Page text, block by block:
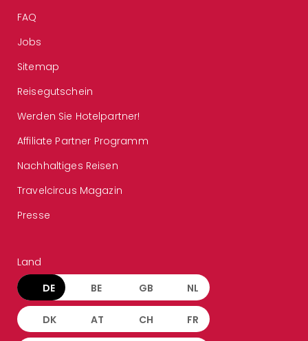
FAQ
Jobs
Sitemap
Reisegutschein
Werden Sie Hotelpartner!
Affiliate Partner Programm
Nachhaltiges Reisen
Travelcircus Magazin
Presse
Land
DE BE GB NL
DK AT CH FR